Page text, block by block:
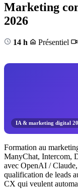
Marketing
2026
14 h Présentiel
IA & marketing digital
Formation au
ManyChat, Intercom,
avec OpenAI /
qualification de leads
CX qui veulent